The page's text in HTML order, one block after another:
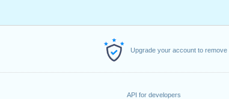
Upgrade your account to remove
API for developers